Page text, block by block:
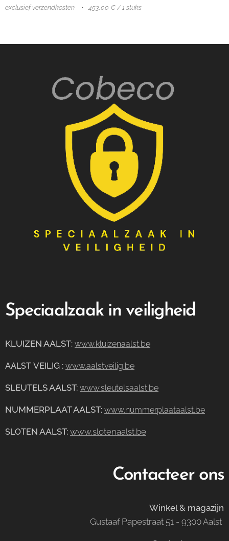
exclusief verzendkosten 453,00 € / 1 stuks
Speciaalzaak in veiligheid
KLUIZEN AALST: www.kluizenaalst.be
AALST VEILIG : www.aalstveilig.be
SLEUTELS AALST: www.sleutelsaalst.be
NUMMERPLAAT AALST: www.nummerplaataalst.be
SLOTEN AALST: www.slotenaalst.be
Contacteer ons
Winkel & magazijn
Gustaaf Papestraat 51 - 9300 Aalst